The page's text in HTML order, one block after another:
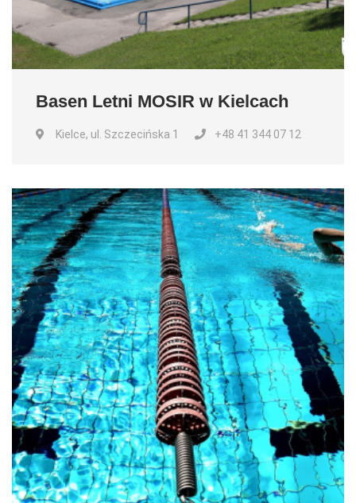
Basen Letni MOSIR w Kielcach
Kielce, ul. Szczecińska 1 +48 41 344 07 12